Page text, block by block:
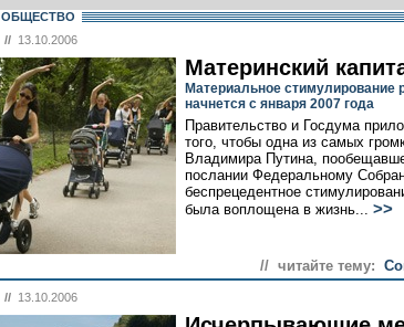
ОБЩЕСТВО
// 13.10.2006
Материнский
Материальное стимулирование
начнется с января 2007 года
Правительство и Госдума
того, чтобы одна из самых
Владимира Путина,
послании Федеральному
беспрецедентное
была воплощена в жизнь... >>
// читайте тему:
// 13.10.2006